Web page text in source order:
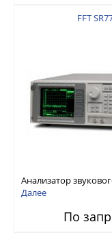
FFT
Анализатор
Stanford Research
Далее
По